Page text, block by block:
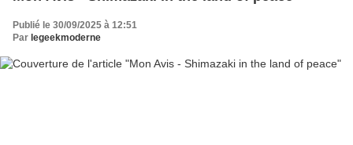
Publié le 30/09/2025 à 12:51
Par legeekmoderne